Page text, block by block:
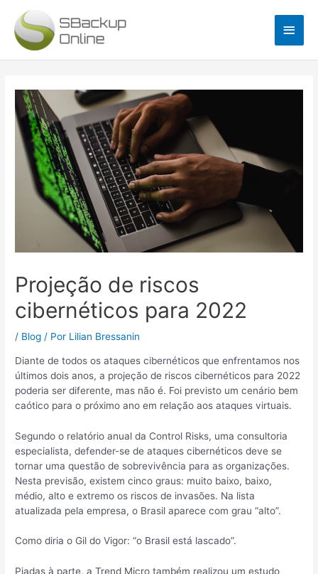
para
conteúdo
Projeção de riscos
cibernéticos para 2022
/ Blog / Por Lilian Bressanin
Diante de todos os ataques cibernéticos que enfrentamos nos
últimos dois anos, a projeção de riscos cibernéticos para 2022
poderia ser diferente, mas não é. Foi previsto um cenário bem
caótico para o próximo ano em relação aos ataques virtuais.
Segundo o relatório anual da Control Risks, uma consultoria
especialista, defender-se de ataques cibernéticos deve se
tornar uma questão de sobrevivência para as organizações.
Nesta previsão, existem cinco graus: muito baixo, baixo,
médio, alto e extremo os riscos de invasões. Na lista
atualizada pela empresa, o Brasil aparece com grau “alto”.
Como diria o Gil do Vigor: “o Brasil está lascado”.
Piadas à parte, a Trend Micro também realizou um estudo
Post